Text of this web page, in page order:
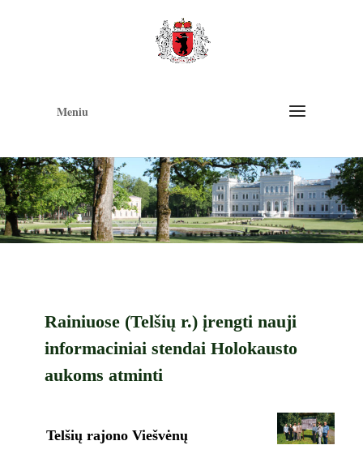
Meniu
Rainiuose (Telšių r.) įrengti nauji
informaciniai stendai Holokausto
aukoms atminti
Telšių rajono Viešvėnų